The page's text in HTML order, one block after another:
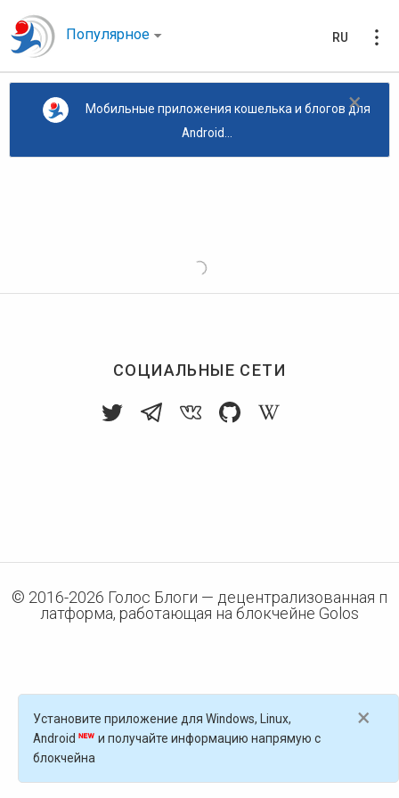
Популярное RU
×
Мобильные приложения кошелька и блогов для
Android...
СОЦИАЛЬНЫЕ СЕТИ
© 2016-2026 Голос Блоги — децентрализованная п
латформа, работающая на блокчейне Golos
×
Установите приложение для Windows, Linux,
Android
и получайте информацию напрямую с
блокчейна